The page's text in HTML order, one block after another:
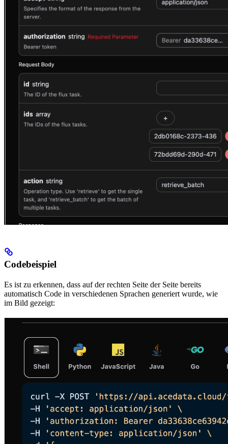
Codebeispiel
Es ist zu erkennen, dass auf der rechten Seite der Seite bereits
automatisch Code in verschiedenen Sprachen generiert wurde, wie
im Bild gezeigt: